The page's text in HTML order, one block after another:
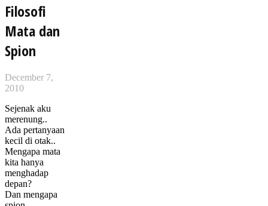
Filosofi
Mata dan
Spion
December 7,
2010
Sejenak aku
merenung..
Ada pertanyaan
kecil di otak..
Mengapa mata
kita hanya
menghadap
depan?
Dan mengapa